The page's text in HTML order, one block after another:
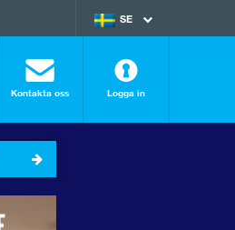
SE
Kontakta oss Logga in